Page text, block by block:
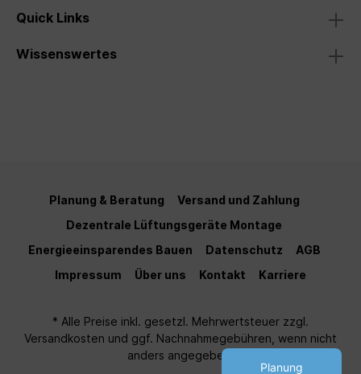
Quick Links
Wissenswertes
Planung & Beratung
Versand und Zahlung
Dezentrale Lüftungsgeräte Montage
Energieeinsparendes Bauen
Datenschutz
AGB
Impressum
Über uns Kontakt Karriere
* Alle Preise inkl. gesetzl. Mehrwertsteuer zzgl.
Versandkosten und ggf. Nachnahmegebühren, wenn nicht
anders angegeben.
Planung